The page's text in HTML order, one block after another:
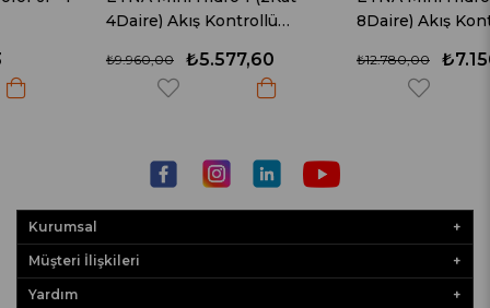
4Daire) Akış Kontrollü
₺5.577,60
8Daire) Akış Kontrollü
₺7.156,80
₺12.780,00
Kurumsal
Müşteri İlişkileri
Yardım